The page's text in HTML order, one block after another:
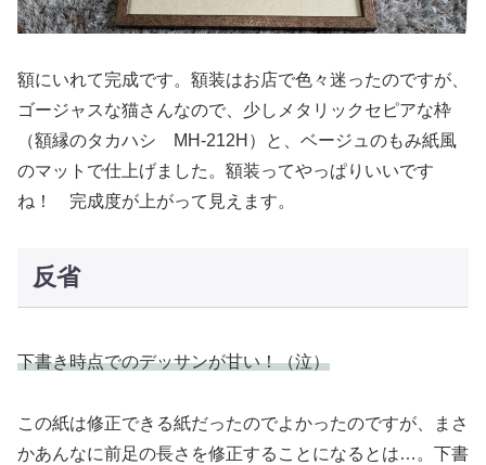
額にいれて完成です。額装はお店で色々迷ったのですが、
ゴージャスな猫さんなので、少しメタリックセピアな枠
（額縁のタカハシ MH-212H）と、ベージュのもみ紙風
のマットで仕上げました。額装ってやっぱりいいです
ね！ 完成度が上がって見えます。
反省
下書き時点でのデッサンが甘い！（泣）
この紙は修正できる紙だったのでよかったのですが、まさ
かあんなに前足の長さを修正することになるとは…。下書